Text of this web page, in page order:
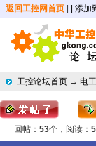
返回工控网首页 | 添
工控论坛首页 → 电
回帖： 53个，阅读：